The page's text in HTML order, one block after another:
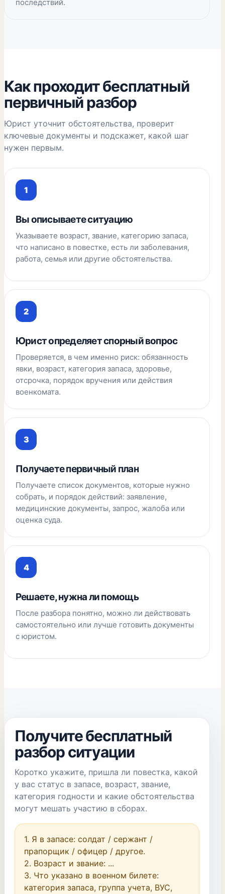
последствий.
Как проходит бесплатный
первичный разбор
Юрист уточнит обстоятельства, проверит
ключевые документы и подскажет, какой шаг
нужен первым.
Вы описываете ситуацию
Указываете возраст, звание, категорию запаса,
что написано в повестке, есть ли заболевания,
работа, семья или другие обстоятельства.
Юрист определяет спорный вопрос
Проверяется, в чем именно риск: обязанность
явки, возраст, категория запаса, здоровье,
отсрочка, порядок вручения или действия
военкомата.
Получаете первичный план
Получаете список документов, которые нужно
собрать, и порядок действий: заявление,
медицинские документы, запрос, жалоба или
оценка суда.
Решаете, нужна ли помощь
После разбора понятно, можно ли действовать
самостоятельно или лучше готовить документы
с юристом.
Получите бесплатный
разбор ситуации
Коротко укажите, пришла ли повестка, какой
у вас статус в запасе, возраст, звание,
категория годности и какие обстоятельства
могут мешать участию в сборах.
1. Я в запасе: солдат / сержант /
прапорщик / офицер / другое.
2. Возраст и звание: ...
3. Что указано в военном билете:
категория запаса, группа учета, ВУС,